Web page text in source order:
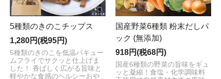
5種類のきのこチップス
1,280円(税95円)
5種類のきのこを低温バキュー
ムフライでサクッと仕上げま
した！ 香ばしく広がる旨味と
軽やかな食感のヘルシーおや
国産野菜6種類 粉末だしパ
ック (無添加)
918円(税68円)
国産6種類の野菜の旨味をギュ
ッと凝縮！食塩・化学調味料